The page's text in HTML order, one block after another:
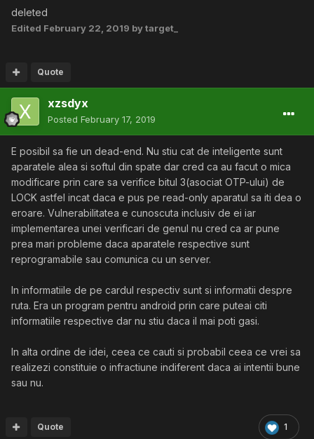
deleted
Edited February 22, 2019 by target_
Quote
xzsdyx
Posted February 17, 2019
E posibil sa fie un dead-end. Nu stiu cat de inteligente sunt
aparatele alea si softul din spate dar cred ca au facut o mica
modificare prin care sa verifice bitul 3(asociat OTP-ului) de
LOCK astfel incat daca e pus pe read-only aparatul sa iti dea o
eroare. Vulnerabilitatea e cunoscuta inclusiv de ei iar
implementarea unei verificari de genul nu cred ca ar pune
prea mari probleme daca aparatele respective sunt
reprogramabile sau comunica cu un server.
In informatiile de pe cardul respectiv sunt si informatii despre
ruta. Era un program pentru android prin care puteai citi
informatiile respective dar nu stiu daca il mai poti gasi.
In alta ordine de idei, ceea ce cauti si probabil ceea ce vrei sa
realizezi constituie o infractiune indiferent daca ai intentii bune
sau nu.
1
Quote